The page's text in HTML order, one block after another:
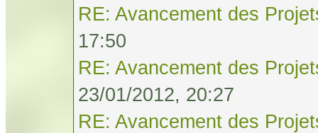
RE: Avancement des
17:50
RE: Avancement des
23/01/2012, 20:27
RE: Avancement des